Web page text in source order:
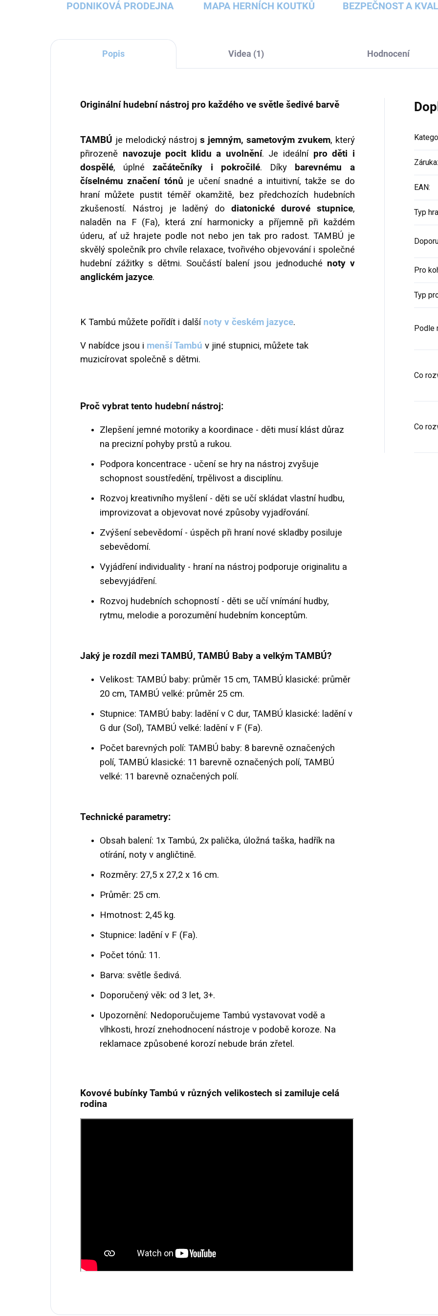
PODNIKOVÁ PRODEJNA MAPA HERNÍCH KOUTKŮ BEZPEČNOST A
Popis Videa (1) Hodnocení
Originální hudební nástroj pro každého ve světle šedivé barvě
TAMBÚ je melodický nástrojs jemným, sametovým zvukem, který
přirozeně navozuje pocit klidu a uvolnění. Je ideální pro děti i
dospělé, úplnézačátečníky i pokročilé. Díky
barevnému a
číselnému značení tónů je učení snadné a intuitivní, takže se do
hraní můžete pustit téměř okamžitě, bez předchozích hudebních
zkušeností. Nástroj je laděný dodiatonické durové stupnice,
naladěn na F (Fa), která zní harmonicky a příjemně při každém
úderu, ať už hrajete podle not nebo jen tak pro radost. TAMBÚ je
skvělý společník pro chvíle relaxace, tvořivého objevování i společné
hudební zážitky s dětmi. Součástí balení jsou jednoduché noty v
anglickém jazyce.
K Tambú můžete pořídít i další noty v českém jazyce.
V nabídce jsou i menší Tambú v jiné stupnici, můžete tak
muzicírovat společně s dětmi.
Proč vybrat tento hudební nástroj:
Zlepšení jemné motoriky a koordinace - děti musí klást důraz
na precizní pohyby prstů a rukou.
Podpora koncentrace - učení se hry na nástroj zvyšuje
schopnost soustředění, trpělivost a disciplínu.
Rozvoj kreativního myšlení - děti se učí skládat vlastní hudbu,
improvizovat a objevovat nové způsoby vyjadřování.
Zvýšení sebevědomí - úspěch při hraní nové skladby posiluje
sebevědomí.
Vyjádření individuality - hraní na nástroj podporuje originalitu a
sebevyjádření.
Rozvoj hudebních schopností - děti se učí vnímání hudby,
rytmu, melodie a porozumění hudebním konceptům.
Jaký je rozdíl mezi TAMBÚ, TAMBÚ Baby a velkým TAMBÚ?
Velikost: TAMBÚ baby: průměr 15 cm, TAMBÚ klasické: průměr
20 cm, TAMBÚ velké: průměr 25 cm.
Stupnice: TAMBÚ baby: ladění v C dur, TAMBÚ klasické: ladění v
G dur (Sol), TAMBÚ velké: ladění v F (Fa).
Počet barevných polí: TAMBÚ baby: 8 barevně označených
polí, TAMBÚ klasické: 11 barevně označených polí, TAMBÚ
velké: 11 barevně označených polí.
Technické parametry:
Obsah balení: 1x Tambú, 2x palička, úložná taška, hadřík na
otírání, noty v angličtině.
Rozměry: 27,5 x 27,2 x 16 cm.
Průměr: 25 cm.
Hmotnost: 2,45 kg.
Stupnice: ladění v F (Fa).
Počet tónů: 11.
Barva: světle šedivá.
Doporučený věk: od 3 let, 3+.
Upozornění: Nedoporučujeme Tambú vystavovat vodě a
vlhkosti, hrozí znehodnocení nástroje v podobě koroze. Na
reklamace způsobené korozí nebude brán zřetel.
Kovové bubínky Tambú v různých velikostech si zamiluje celá
rodina
Záruka:
EAN:
Typ
Pro
Typ
Podle
Co
Co